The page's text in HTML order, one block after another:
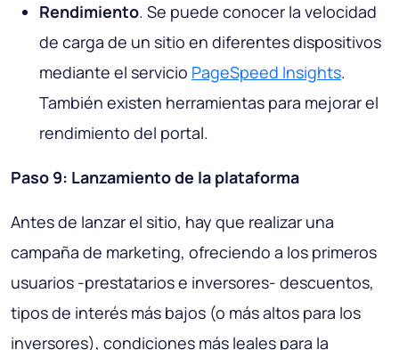
Rendimiento. Se puede conocer la velocidad
de carga de un sitio en diferentes dispositivos
mediante el servicio PageSpeed Insights.
También existen herramientas para mejorar el
rendimiento del portal.
Paso 9: Lanzamiento de la plataforma
Antes de lanzar el sitio, hay que realizar una
campaña de marketing, ofreciendo a los primeros
usuarios -prestatarios e inversores- descuentos,
tipos de interés más bajos (o más altos para los
inversores), condiciones más leales para la